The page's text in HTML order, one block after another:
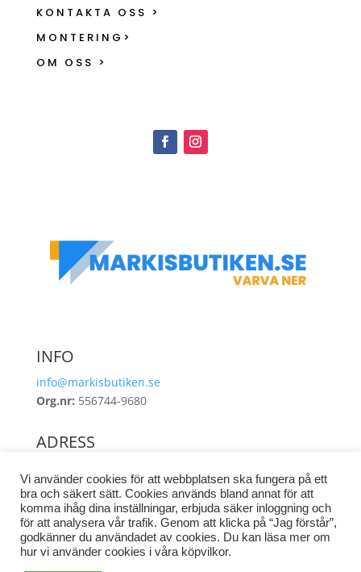
KONTAKTA OSS >
MONTERING>
OM OSS >
INFO
info@markisbutiken.se
Org.nr: 556744-9680
ADRESS
462 38 Vänersborg
Vi använder cookies för att webbplatsen ska fungera på ett
bra och säkert sätt. Cookies används bland annat för att
komma ihåg dina inställningar, erbjuda säker inloggning och
för att analysera vår trafik. Genom att klicka på “Jag förstår”,
godkänner du användadet av cookies. Du kan läsa mer om
hur vi använder cookies i våra köpvilkor.